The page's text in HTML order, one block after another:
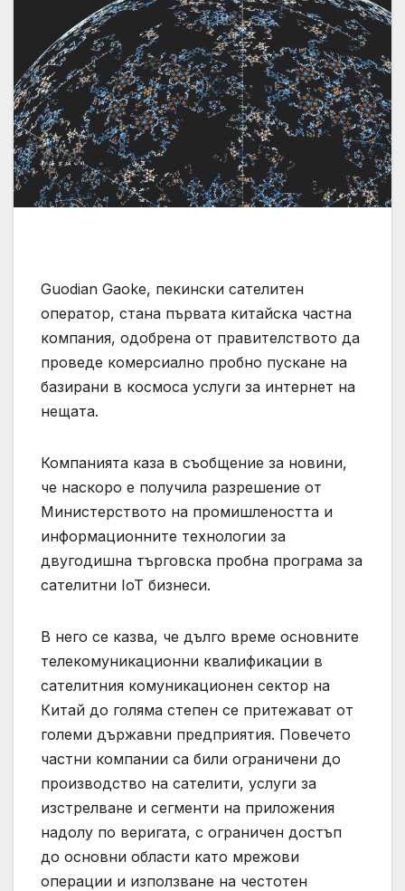
Guodian Gaoke, пекински сателитен
оператор, стана първата китайска частна
компания, одобрена от правителството да
проведе комерсиално пробно пускане на
базирани в космоса услуги за интернет на
нещата.
Компанията каза в съобщение за новини,
че наскоро е получила разрешение от
Министерството на промишлеността и
информационните технологии за
двугодишна търговска пробна програма за
сателитни IoT бизнеси.
В него се казва, че дълго време основните
телекомуникационни квалификации в
сателитния комуникационен сектор на
Китай до голяма степен се притежават от
големи държавни предприятия. Повечето
частни компании са били ограничени до
производство на сателити, услуги за
изстрелване и сегменти на приложения
надолу по веригата, с ограничен достъп
до основни области като мрежови
операции и използване на честотен